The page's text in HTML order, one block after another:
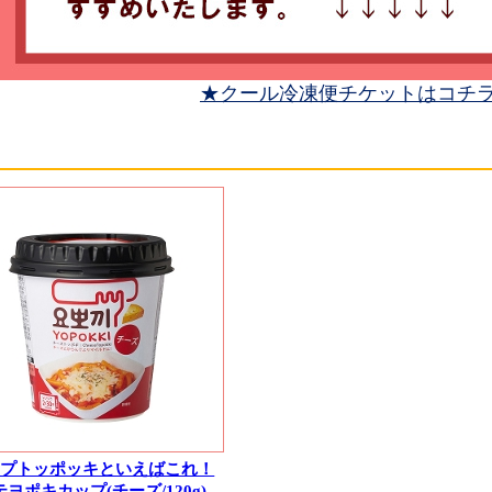
★クール冷凍便チケットはコチ
トッポッキといえばこれ！